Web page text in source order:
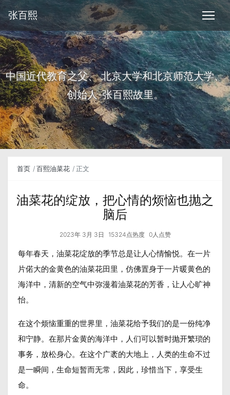
张百熙
中国近代教育之父、 北京大学和北京师范大学、
创始人-张百熙故里。
首页 百熙油菜花 正文
油菜花的绽放，把心情的烦恼也抛之
脑后
2023年 3月 3日 15324点热度 0人点赞
每年春天，油菜花绽放的季节总是让人心情愉悦。在一片
片偌大的金黄色的油菜花田里，仿佛置身于一片暖黄色的
海洋中，清新的空气中弥漫着油菜花的芳香，让人心旷神
怡。
在这个烦恼重重的世界里，油菜花给予我们的是一份纯净
和宁静。在那片金黄的海洋中，人们可以暂时抛开繁琐的
事务，放松身心。在这个广袤的大地上，人类的生命不过
是一瞬间，生命短暂而无常，因此，珍惜当下，享受生
命。